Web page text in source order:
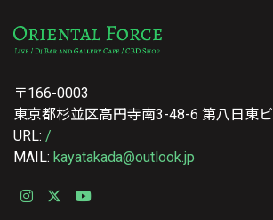
〒166-0003
東京都杉並区高円寺南3-48-6 第八日東
URL: /
MAIL: kayatakada@outlook.jp